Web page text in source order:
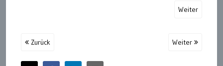
Weiter
Zurück Weiter